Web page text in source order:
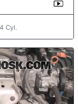
Cyl.